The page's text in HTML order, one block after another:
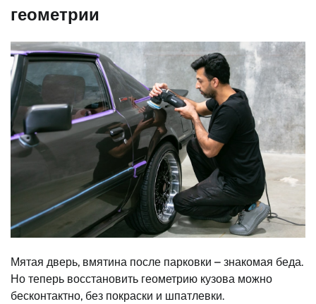
геометрии
Мятая дверь, вмятина после парковки – знакомая беда.
Но теперь восстановить геометрию кузова можно
бесконтактно, без покраски и шпатлевки.